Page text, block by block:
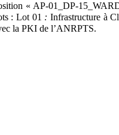
« AP-01_DP-
:Lot 01 : Infrastructure à
la PKI de l’ANRPTS.